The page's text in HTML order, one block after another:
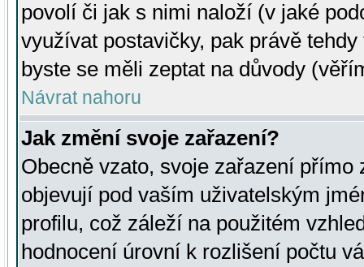
povolí či jak s nimi naloží (v jaké
využívat postavičky, pak právě
byste se měli zeptat na důvody
Návrat nahoru
Jak změní svoje zařazení?
Obecně vzato, svoje zařazení přímo
objevují pod vaším uživatelským
profilu, což záleží na použitém
hodnocení úrovní k rozlišení počtu